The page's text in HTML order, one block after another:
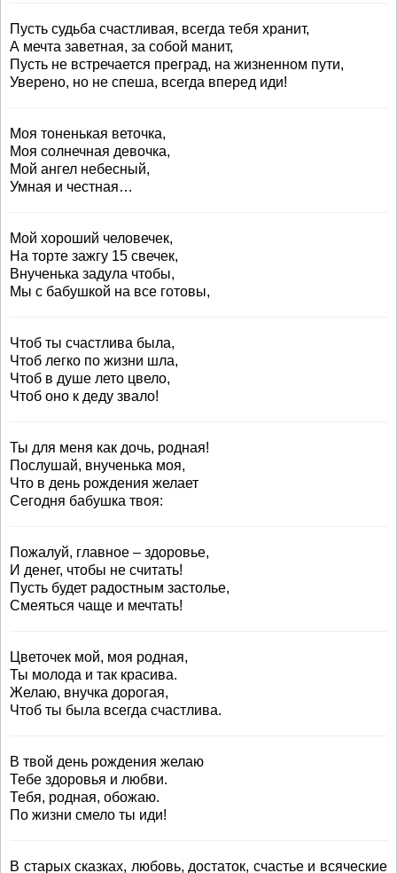
Пусть судьба счастливая, всегда тебя хранит,
А мечта заветная, за собой манит,
Пусть не встречается преград, на жизненном пути,
Уверено, но не спеша, всегда вперед иди!
Моя тоненькая веточка,
Моя солнечная девочка,
Мой ангел небесный,
Умная и честная…
Мой хороший человечек,
На торте зажгу 15 свечек,
Внученька задула чтобы,
Мы с бабушкой на все готовы,
Чтоб ты счастлива была,
Чтоб легко по жизни шла,
Чтоб в душе лето цвело,
Чтоб оно к деду звало!
Ты для меня как дочь, родная!
Послушай, внученька моя,
Что в день рождения желает
Сегодня бабушка твоя:
Пожалуй, главное – здоровье,
И денег, чтобы не считать!
Пусть будет радостным застолье,
Смеяться чаще и мечтать!
Цветочек мой, моя родная,
Ты молода и так красива.
Желаю, внучка дорогая,
Чтоб ты была всегда счастлива.
В твой день рождения желаю
Тебе здоровья и любви.
Тебя, родная, обожаю.
По жизни смело ты иди!
В старых сказках, любовь, достаток, счастье и всяческие